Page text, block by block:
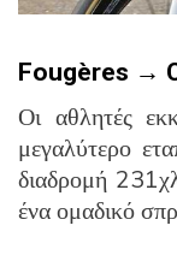
Fougères →
Οι αθλητές
μεγαλύτερο
διαδρομή
ένα ομαδικό